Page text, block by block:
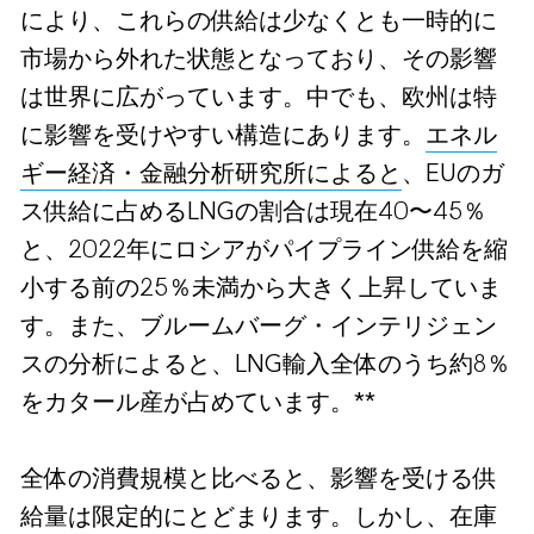
により、これらの供給は少なくとも一時的に
市場から外れた状態となっており、その影響
は世界に広がっています。中でも、欧州は特
に影響を受けやすい構造にあります。 エネル
ギー経済・金融分析研究所によると 、EUのガ
ス供給に占めるLNGの割合は現在40〜45％
と、2022年にロシアがパイプライン供給を縮
小する前の25％未満から大きく上昇していま
す。また、ブルームバーグ・インテリジェン
スの分析によると、LNG輸入全体のうち約8％
をカタール産が占めています。**
全体の消費規模と比べると、影響を受ける供
給量は限定的にとどまります。しかし、在庫